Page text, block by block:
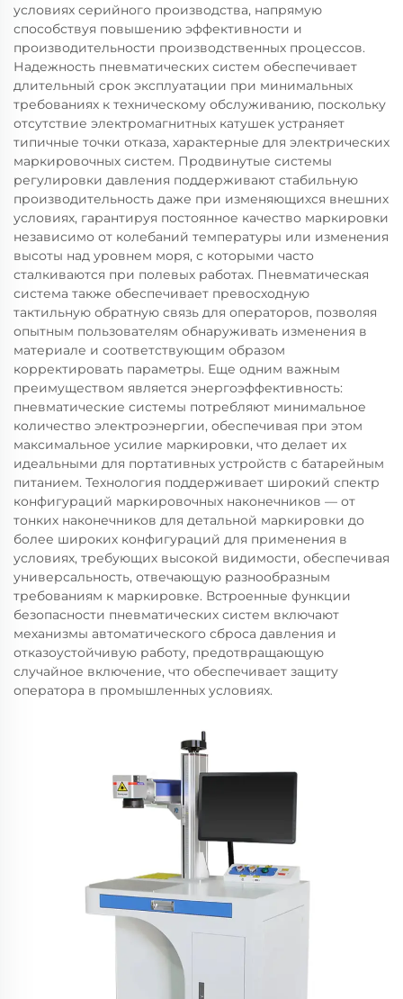
условиях серийного производства, напрямую
способствуя повышению эффективности и
производительности производственных процессов.
Надежность пневматических систем обеспечивает
длительный срок эксплуатации при минимальных
требованиях к техническому обслуживанию, поскольку
отсутствие электромагнитных катушек устраняет
типичные точки отказа, характерные для электрических
маркировочных систем. Продвинутые системы
регулировки давления поддерживают стабильную
производительность даже при изменяющихся внешних
условиях, гарантируя постоянное качество маркировки
независимо от колебаний температуры или изменения
высоты над уровнем моря, с которыми часто
сталкиваются при полевых работах. Пневматическая
система также обеспечивает превосходную
тактильную обратную связь для операторов, позволяя
опытным пользователям обнаруживать изменения в
материале и соответствующим образом
корректировать параметры. Еще одним важным
преимуществом является энергоэффективность:
пневматические системы потребляют минимальное
количество электроэнергии, обеспечивая при этом
максимальное усилие маркировки, что делает их
идеальными для портативных устройств с батарейным
питанием. Технология поддерживает широкий спектр
конфигураций маркировочных наконечников — от
тонких наконечников для детальной маркировки до
более широких конфигураций для применения в
условиях, требующих высокой видимости, обеспечивая
универсальность, отвечающую разнообразным
требованиям к маркировке. Встроенные функции
безопасности пневматических систем включают
механизмы автоматического сброса давления и
отказоустойчивую работу, предотвращающую
случайное включение, что обеспечивает защиту
оператора в промышленных условиях.